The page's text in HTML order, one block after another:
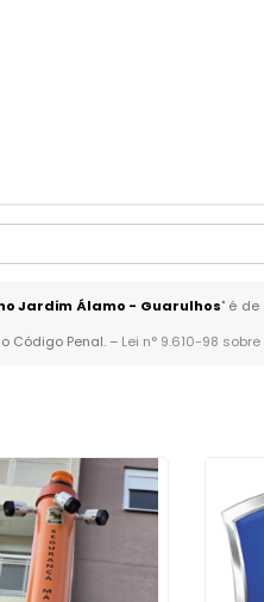
Jardim Álamo - Guarulhos" é
Código Penal. – Lei n° 9.610-98